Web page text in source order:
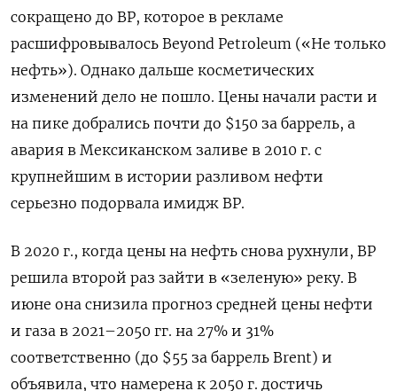
сокращено до BP, которое в рекламе
расшифровывалось Beyond Petroleum («Не только
нефть»). Однако дальше косметических
изменений дело не пошло. Цены начали расти и
на пике добрались почти до $150 за баррель, а
авария в Мексиканском заливе в 2010 г. с
крупнейшим в истории разливом нефти
серьезно подорвала имидж BP.
В 2020 г., когда цены на нефть снова рухнули, ВР
решила второй раз зайти в «зеленую» реку. В
июне она снизила прогноз средней цены нефти
и газа в 2021–2050 гг. на 27% и 31%
соответственно (до $55 за баррель Brent) и
объявила, что намерена к 2050 г. достичь